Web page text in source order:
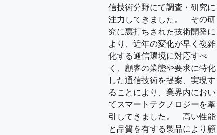
信技術分野にて調査・研究に
注力してきました。 その研
究に裏打ちされた技術開発に
より、近年の変化が早く複雑
化する通信環境に対応すべ
く、顧客の業態や要求に特化
した通信技術を提案、実現す
ることにより、業界内におい
てスマートテクノロジーを牽
引してきました。 高い性能
と品質を有する製品により顧